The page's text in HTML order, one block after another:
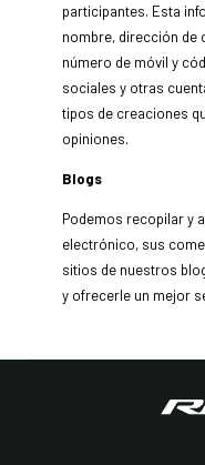
participantes. Esta
nombre, dirección de
número de móvil y
sociales y otras
tipos de creaciones
opiniones.
Blogs
Podemos recopilar y
electrónico, sus
sitios de nuestros
y ofrecerle un mejor